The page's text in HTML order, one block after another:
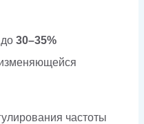
30–35%
частоты